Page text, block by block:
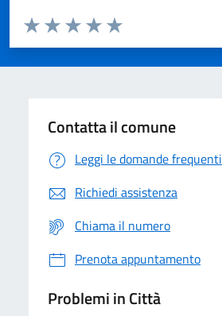
Domanda
Valuta da 1 a 5 stelle la pagina
Valuta 5 stelle su 5
Valuta 4 stelle su 5
Valuta 3 stelle su 5
Valuta 2 stelle su 5
Valuta 1 stelle su 5
Contatta il comune
Leggi le domande frequenti
Richiedi assistenza
Chiama il numero
Prenota appuntamento
Problemi in Città